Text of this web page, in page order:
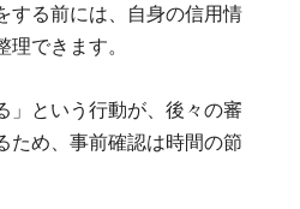
する前には、自身の信用情
できます。
」という行動が、後々の審
ため、事前確認は時間の節